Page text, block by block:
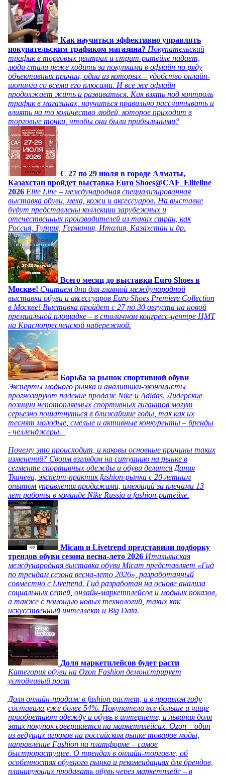
Как научиться эффективно управлять
покупательским трафиком магазина? Покупательский
трафик в торговых центрах и стрит-ритейле падает,
люди стали реже ходить за покупками в офлайн по ряду
объективных причин, одна из которых – удобство онлайн-
шопинга со всеми его плюсами. И все же офлайн
продолжает жить и развиваться. Как взять под контроль
трафик в магазинах, научиться правильно рассчитывать и
влиять на то количество людей, которое приходит в
торговые точки, чтобы они были прибыльными?
C 27 по 29 июля в городе Алматы,
Казахстан пройдет выставка Euro Shoes@CAF_Eliteline
2026 Elite Line – международная специализированная
выставка обуви, меха, кожи и аксессуаров. На выставке
будут представлены коллекции зарубежных и
отечественных производителей из таких стран, как
Россия, Турция, Германия, Италия, Казахстан и др.
Всего месяц до выставки Euro Shoes в
Москве! Считаем дни для главной международной
выставки обуви и аксессуаров Euro Shoes Premiere Collection
в Москве! Выставка пройдет с 27 по 30 августа на новой
премиальной площадке – в столичном конгресс-центре ЦМТ
на Краснопресненской набережной.
Борьба за рынок спортивной обуви
Эксперты модного рынка и аналитики-экономисты
прогнозируют падение продаж Nike и Adidas. Лидерские
позиции непотопляемых спортивных гигантов могут
серьезно пошатнуться в ближайшие годы, так как их
теснят молодые, смелые и активные конкуренты – бренды
- челленджеры.
Почему это происходит, и каковы основные причины таких
изменений? Своим взглядом на ситуацию на рынке в
сегменте спортивных одежды и обуви делится Дания
Ткачева, эксперт-практик fashion-рынка с 20-летним
опытом управления продажами, имеющий за плечами 13
лет работы в команде Nike Russia и fashion-ритейле.
Micam и Livetrend представили подборку
трендов обуви сезона весна-лето 2026 Итальянская
международная выставка обуви Micam представляет «Гид
по трендам сезона весна-лето 2026», разработанный
совместно с Livetrend. Гид разработан на основе анализа
социальных сетей, онлайн-маркетплейсов и модных показов,
а также с помощью новых технологий, таких как
искусственный интеллект и Big Data.
Доля маркетплейсов будет расти
Категория обуви на Ozon Fashion демонстрирует
устойчивый рост
Доля онлайн-продаж в fashion растет, и в прошлом году
составила уже более 54%. Покупатели все больше и чаще
приобретают одежду и обувь в интернете, и львиная доля
этих покупок совершается на маркетплейсах. Ozon – один
из ведущих игроков на российском рынке товаров моды,
направление Fashion на платформе – самое
быстрорастущее. О трендах в онлайн-торговле, об
особенностях обувного рынка и рекомендациях для брендов,
планирующих продавать обувь через маркетплейс – в